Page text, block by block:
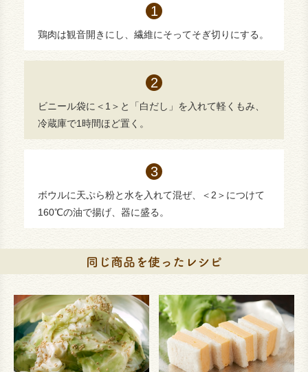
鶏肉は観音開きにし、繊維にそってそぎ切りにする。
ビニール袋に＜1＞と「白だし」を入れて軽くもみ、
冷蔵庫で1時間ほど置く。
ボウルに天ぷら粉と水を入れて混ぜ、＜2＞につけて
160℃の油で揚げ、器に盛る。